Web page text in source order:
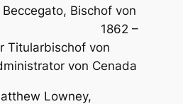
Bischof von
1862 –
von
von Cenada
Lowney,